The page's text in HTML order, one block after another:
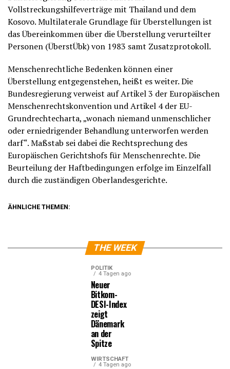
Vollstreckungshilfeverträge mit Thailand und dem
Kosovo. Multilaterale Grundlage für Überstellungen ist
das Übereinkommen über die Überstellung verurteilter
Personen (ÜberstÜbk) von 1983 samt Zusatzprotokoll.
Menschenrechtliche Bedenken können einer
Überstellung entgegenstehen, heißt es weiter. Die
Bundesregierung verweist auf Artikel 3 der Europäischen
Menschenrechtskonvention und Artikel 4 der EU-
Grundrechtecharta, „wonach niemand unmenschlicher
oder erniedrigender Behandlung unterworfen werden
darf“. Maßstab sei dabei die Rechtsprechung des
Europäischen Gerichtshofs für Menschenrechte. Die
Beurteilung der Haftbedingungen erfolge im Einzelfall
durch die zuständigen Oberlandesgerichte.
ÄHNLICHE THEMEN:
THE WEEK
POLITIK
4 Tagen ago
Neuer
Bitkom-
DESI-Index
zeigt
Dänemark
an der
Spitze
WIRTSCHAFT
4 Tagen ago